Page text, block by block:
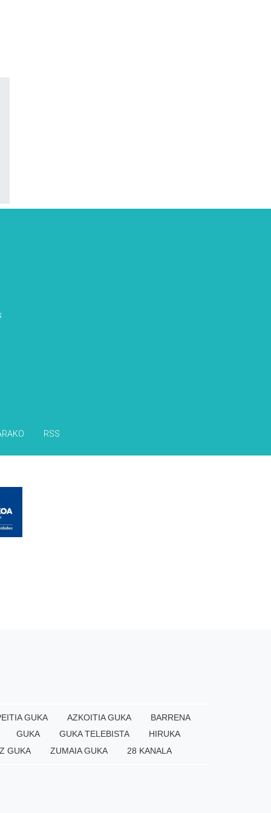
RSS
GUKA AZKOITIA GUKA
BARRENA
GUKA
GUKA TELEBISTA
HIRUKA
GUKA
ZUMAIA GUKA 28 KANALA